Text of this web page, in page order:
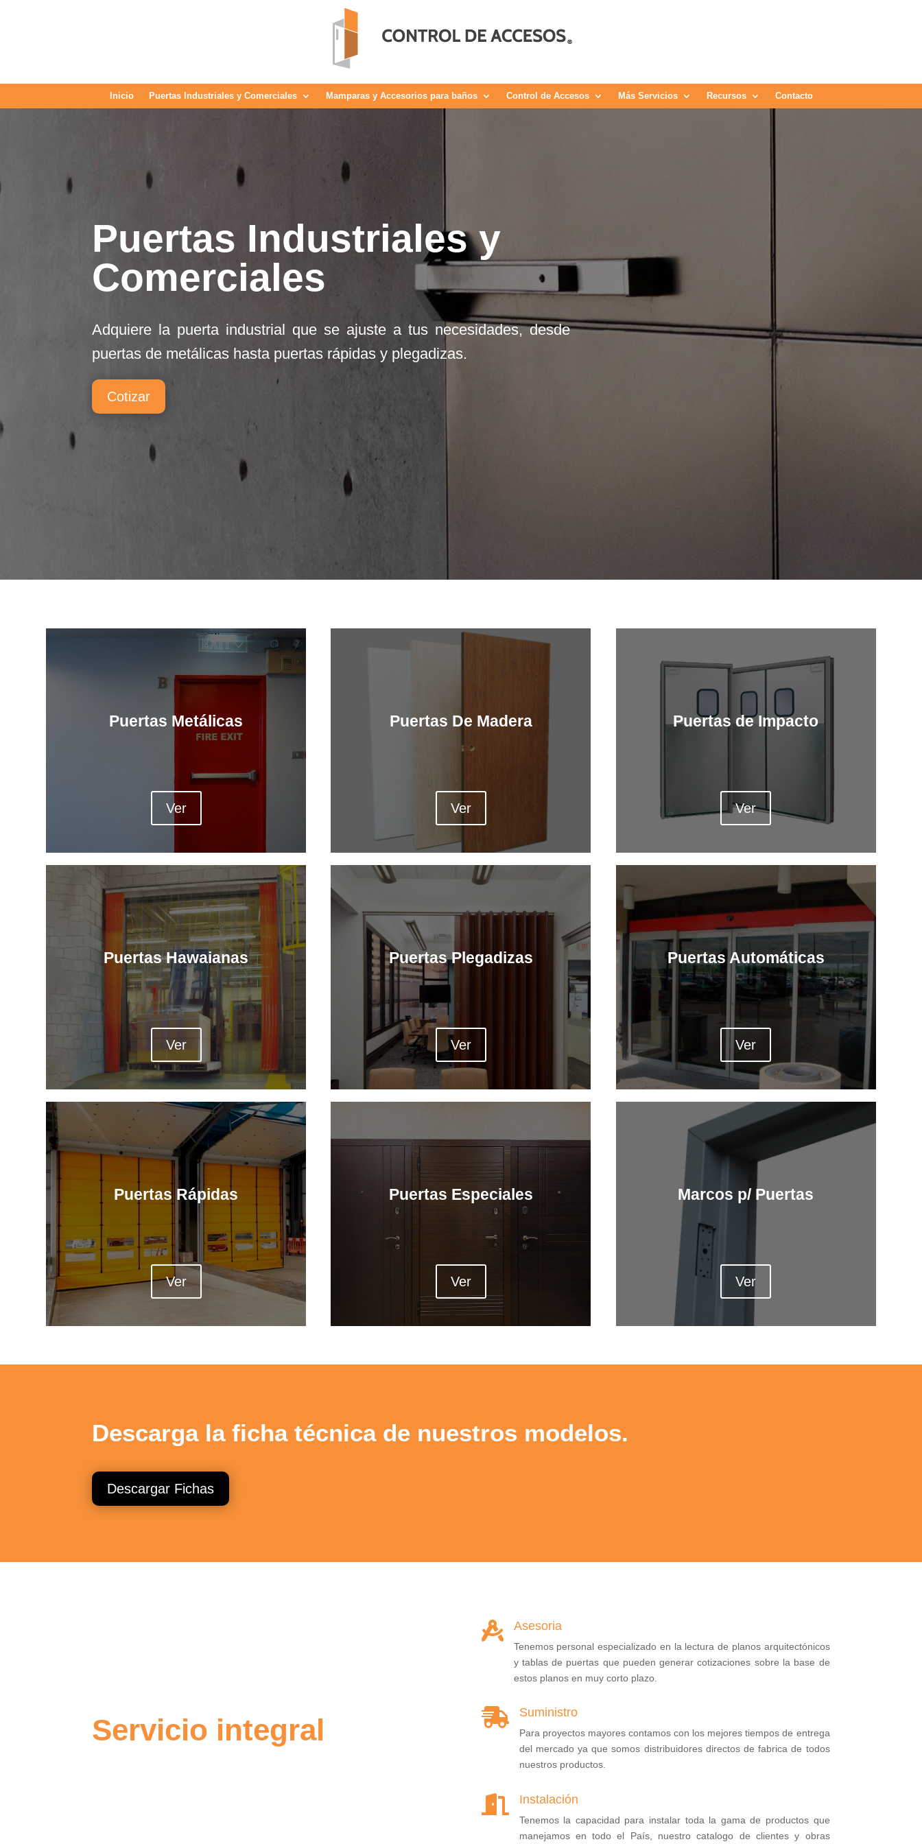
Inicio Puertas Industriales y Comerciales Mamparas y Accesorios para baños Control de Accesos Más Servicios Recursos Contacto
Puertas Industriales y
Comerciales
Adquiere la puerta industrial que se ajuste a tus necesidades, desde
puertas de metálicas hasta puertas rápidas y plegadizas.
Cotizar
Puertas Metálicas
Ver
Puertas De Madera
Ver
Puertas de Impacto
Ver
Puertas Hawaianas
Ver
Puertas Plegadizas
Ver
Puertas Automáticas
Ver
Puertas Rápidas
Ver
Puertas Especiales
Ver
Marcos p/ Puertas
Ver
Descarga la ficha técnica de nuestros modelos.
Descargar Fichas
Servicio integral
 Asesoria
Tenemos personal especializado en la lectura de planos arquitectónicos
y tablas de puertas que pueden generar cotizaciones sobre la base de
estos planos en muy corto plazo.
 Suministro
Para proyectos mayores contamos con los mejores tiempos de entrega
del mercado ya que somos distribuidores directos de fabrica de todos
nuestros productos.
 Instalación
Tenemos la capacidad para instalar toda la gama de productos que
manejamos en todo el País, nuestro catalogo de clientes y obras